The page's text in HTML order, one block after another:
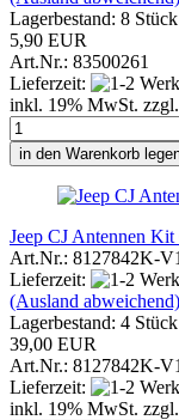
Lagerbestand: 8
5,90 EUR
Art.Nr.: 83500261
Lieferzeit:
inkl. 19% MwSt. zzgl.
in den Warenkorb
Jeep CJ Antennen
Art.Nr.: 8127842K-V1
Lieferzeit:
(Ausland abweichend)
Lagerbestand: 4
39,00 EUR
Art.Nr.: 8127842K-V1
Lieferzeit:
inkl. 19% MwSt. zzgl.